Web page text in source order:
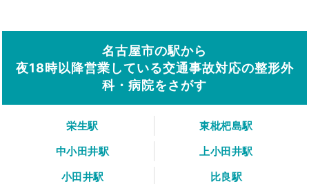
名古屋市の駅から
夜18時以降営業している交通事故対応の整形外
科・病院をさがす
栄生駅
東枇杷島駅
中小田井駅
上小田井駅
小田井駅
比良駅